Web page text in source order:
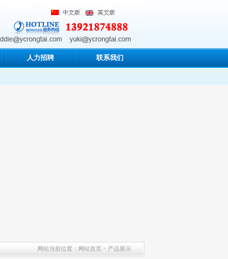
人力招聘 联系我们
网站当前位置：网站首页 > 产品展示